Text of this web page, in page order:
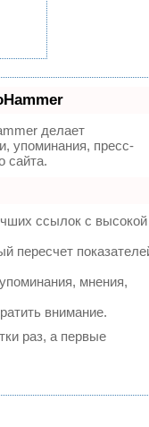
делает
упоминания, пресс-
сайта.
ссылок с высокой
пересчет
мнения,
внимание.
раз, а первые